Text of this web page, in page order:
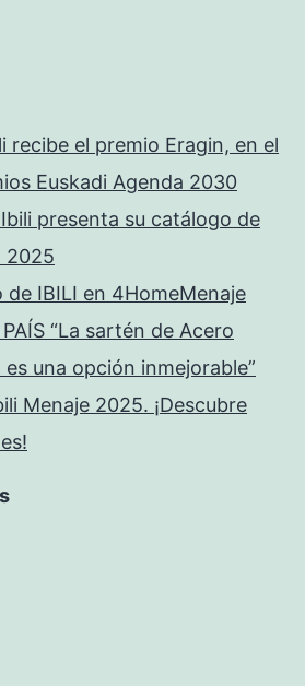
recibe el premio Eragin, en el
Euskadi Agenda 2030
presenta su catálogo de
2025
de IBILI en 4HomeMenaje
“La sartén de Acero
una opción inmejorable”
Menaje 2025. ¡Descubre